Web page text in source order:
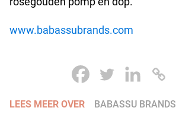
www.babassubrands.com
LEES MEER OVER BABASSU BRANDS